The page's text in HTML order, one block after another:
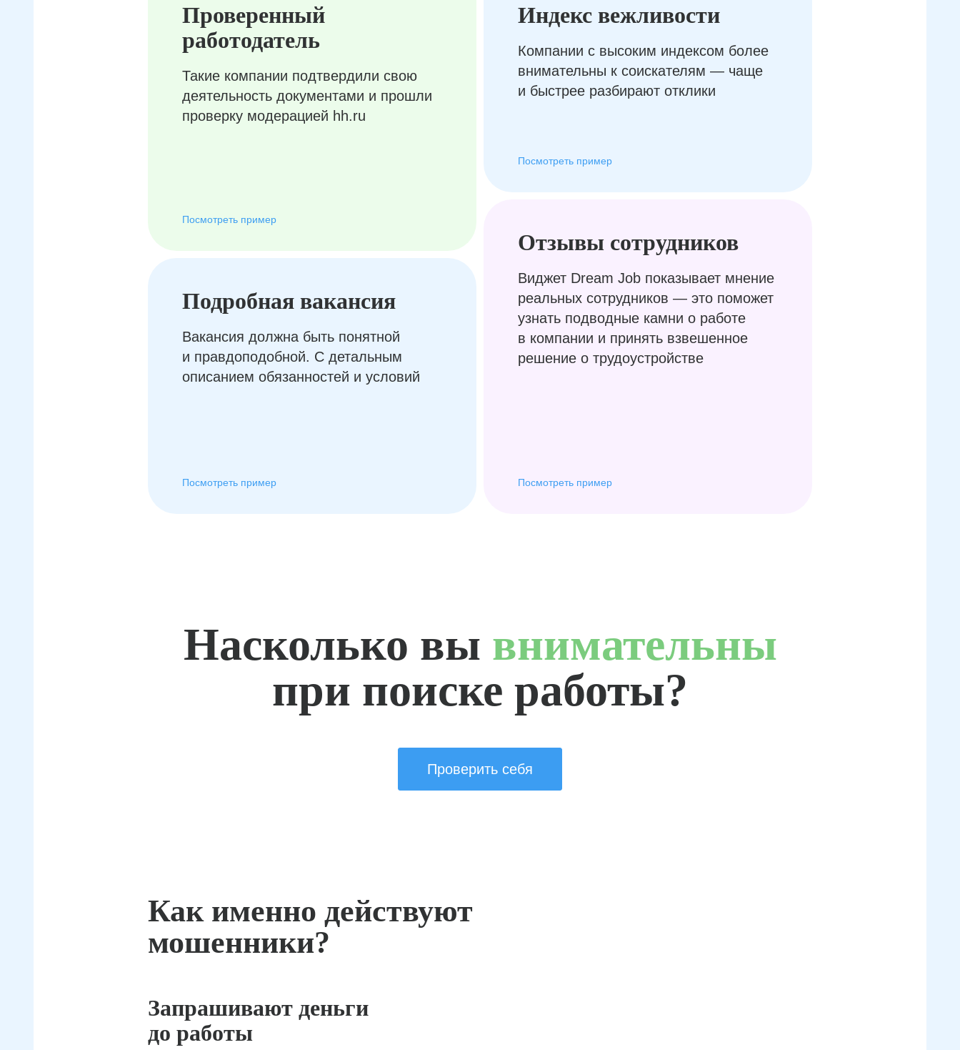
Проверенный
работодатель
Такие компании подтвердили свою
деятельность документами и прошли
проверку модерацией hh.ru
Посмотреть пример
Подробная вакансия
Вакансия должна быть понятной
и правдоподобной. С детальным
описанием обязанностей и условий
Посмотреть пример
Отзывы сотрудников
Виджет Dream Job показывает мнение
реальных сотрудников — это поможет
узнать подводные камни о работе
в компании и принять взвешенное
решение о трудоустройстве
Посмотреть пример
Индекс вежливости
Компании с высоким индексом более
внимательны к соискателям — чаще
и быстрее разбирают отклики
Посмотреть пример
Насколько вы внимательны
при поиске работы?
Проверить себя
Как именно действуют
мошенники?
Запрашивают деньги
до работы